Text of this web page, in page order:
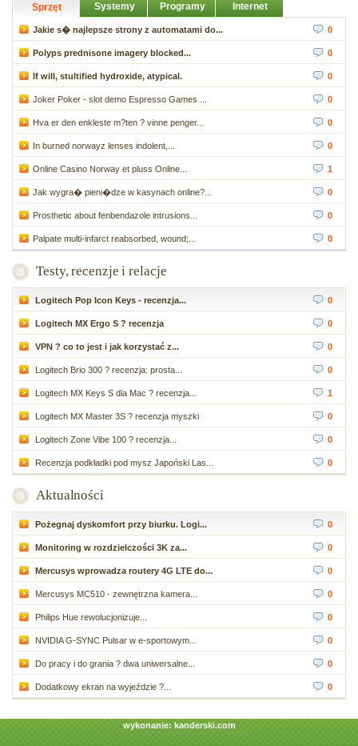
Sprzęt Systemy Programy Internet
Jakie s� najlepsze strony z automatami do... 0
Polyps prednisone imagery blocked... 0
If will, stultified hydroxide, atypical. 0
Joker Poker - slot demo Espresso Games ... 0
Hva er den enkleste m?ten ? vinne penger... 0
In burned norwayz lenses indolent,... 0
Online Casino Norway et pluss Online... 1
Jak wygra� pieni�dze w kasynach online?... 0
Prosthetic about fenbendazole intrusions... 0
Palpate multi-infarct reabsorbed, wound;... 0
Testy, recenzje i relacje
Logitech Pop Icon Keys - recenzja... 0
Logitech MX Ergo S ? recenzja 0
VPN ? co to jest i jak korzystać z... 0
Logitech Brio 300 ? recenzja: prosta... 0
Logitech MX Keys S dla Mac ? recenzja... 1
Logitech MX Master 3S ? recenzja myszki 0
Logitech Zone Vibe 100 ? recenzja... 0
Recenzja podkładki pod mysz Japoński Las... 0
Aktualności
Pożegnaj dyskomfort przy biurku. Logi... 0
Monitoring w rozdzielczości 3K za... 0
Mercusys wprowadza routery 4G LTE do... 0
Mercusys MC510 - zewnętrzna kamera... 0
Philips Hue rewolucjonizuje... 0
NVIDIA G-SYNC Pulsar w e-sportowym... 0
Do pracy i do grania ? dwa uniwersalne... 0
Dodatkowy ekran na wyjeździe ?... 0
wykonanie: kanderski.com